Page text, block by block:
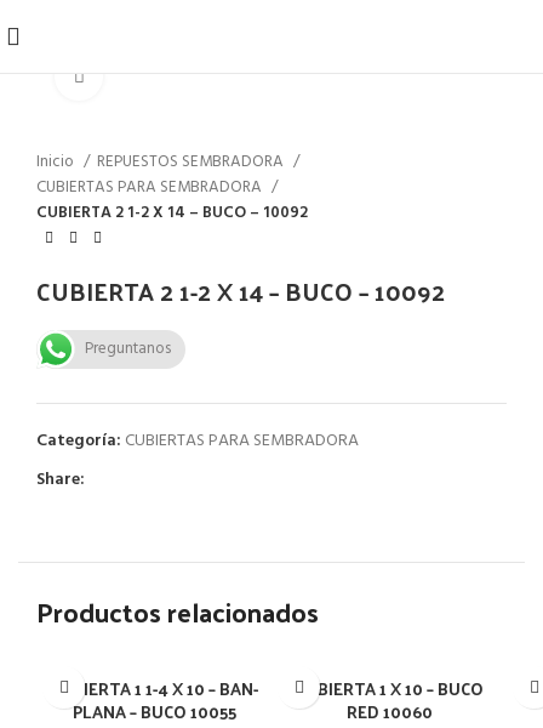
Inicio
REPUESTOS SEMBRADORA
CUBIERTAS PARA SEMBRADORA
CUBIERTA 2 1-2 X 14 – BUCO – 10092
CUBIERTA 2 1-2 X 14 – BUCO – 10092
Preguntanos
Categoría: CUBIERTAS PARA SEMBRADORA
Share:
Productos relacionados
CUBIERTA 1 1-4 X 10 – BAN-
PLANA – BUCO 10055
CUBIERTA 1 X 10 – BUCO
RED 10060